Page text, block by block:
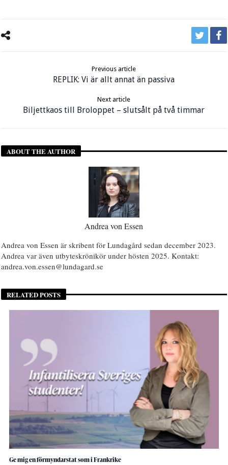
Previous article
REPLIK: Vi är allt annat än passiva
Next article
Biljettkaos till Broloppet – slutsålt på två timmar
ABOUT THE AUTHOR
Andrea von Essen
Andrea von Essen är skribent för Lundagård sedan december 2023.
Andrea var även utbyteskrönikör under hösten 2025. Kontakt:
andrea.von.essen@lundagard.se
RELATED POSTS
Ge mig en förmyndarstat som i Frankrike